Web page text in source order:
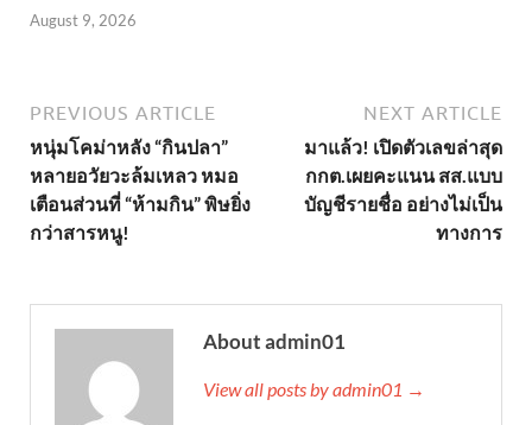
August 9, 2026
PREVIOUS ARTICLE
หนุ่มโคม่าหลัง “กินปลา”
หลายอวัยวะล้มเหลว หมอ
เตือนส่วนที่ “ห้ามกิน” พิษยิ่ง
กว่าสารหนู!
NEXT ARTICLE
มาแล้ว! เปิดตัวเลขล่าสุด
กกต.เผยคะแนน สส.แบบ
บัญชีรายชื่อ อย่างไม่เป็น
ทางการ
About admin01
View all posts by admin01 →